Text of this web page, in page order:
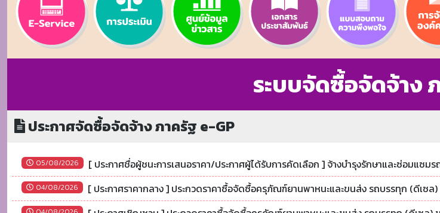
ระบบจัดซื้อจัดจ้าง
ประกาศจัดซื้อจัดจ้าง ภาครัฐ e-GP
05/08/2026 [ ประกาศชื่อผู้ชนะการเสนอราคา/ประกาศผู้ได้รับการคัดเลือก ] จ้างบำรุงรักษาและซ่อมแซ
04/08/2026 [ ประกาศราคากลาง ] ประกวดราคาซื้อจัดซื้อครุภัณฑ์ยานพาหนะและขนส่ง รถบรรทุก (ดีเ